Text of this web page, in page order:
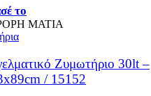
το
ΜΑΤΙΑ
Ζυμωτήριο 30lt –
/ 15152